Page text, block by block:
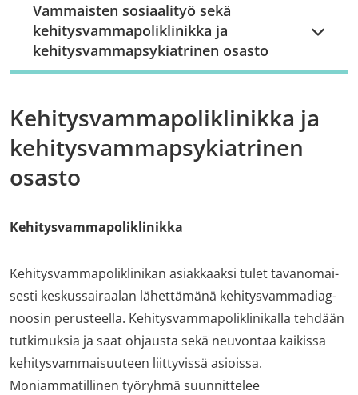
Vammaisten sosiaalityö sekä
kehitysvammapoliklinikka ja
kehitysvammapsykiatrinen osasto
Kehitysvammapoliklinikka ja
kehitysvammapsykiatrinen
osasto
Kehitysvammapoliklinikka
Ke­hi­tys­vam­ma­po­lik­li­ni­kan asiak­kaak­si tul­et ta­va­no­mai­
ses­ti kes­kus­sai­raa­lan lähettämänä ke­hi­tys­vam­ma­diag­
noo­sin pe­rus­teel­la. Ke­hi­tys­vam­ma­po­lik­li­ni­kalla tehdään
tutkimuksia ja saat ohjausta sekä neuvontaa kaikissa
kehitysvammaisuuteen liittyvissä asioissa.
Moniammatillinen työryhmä suunnittelee